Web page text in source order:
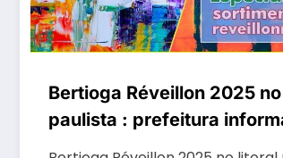
Bertioga Réveillon 2025
paulista : prefeitura
não haverá atrações e